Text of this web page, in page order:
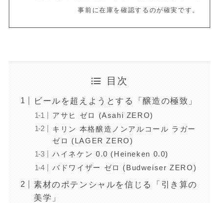
事前に在庫を確認するのが確実です。
目次
ビールを超えようとする「醸造の極致」
アサヒ ゼロ (Asahi ZERO)
キリン 本格醸造ノンアルコール ラガー
ゼロ (LAGER ZERO)
ハイネケン 0.0 (Heineken 0.0)
バドワイザー ゼロ (Budweiser ZERO)
素材のポテンシャルを信じる「引き算の
美学」